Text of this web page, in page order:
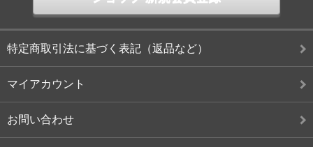
特定商取引法に基づく表記（返品など）
マイアカウント
お問い合わせ